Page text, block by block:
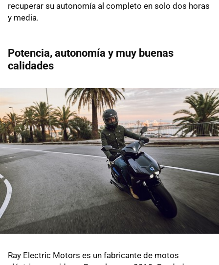
recuperar su autonomía al completo en solo dos horas
y media.
Potencia, autonomía y muy buenas
calidades
Ray Electric Motors es un fabricante de motos